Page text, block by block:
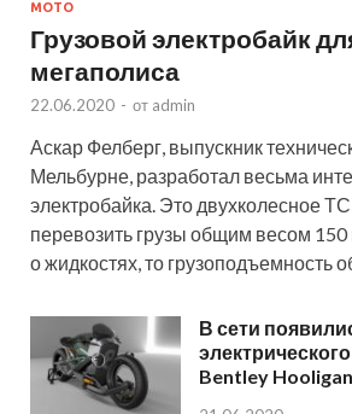
МОТО
Грузовой электробайк
мегаполиса
22.06.2020 - от admin
Аскар Фелберг, выпускник
Мельбурне, разработал весьма
электробайка. Это двухколесное
перевозить грузы общим весом 150
о жидкостях, то грузоподъемность
В сети
Bentley Hooligan